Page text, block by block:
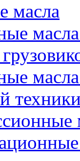
масла